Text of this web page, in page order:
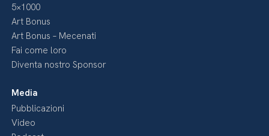
5×1000
Art Bonus
Art Bonus – Mecenati
Fai come loro
Diventa nostro Sponsor
Media
Pubblicazioni
Video